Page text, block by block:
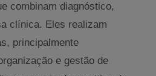
combinam diagnóstico,
clínica. Eles realizam
principalmente
e gestão de